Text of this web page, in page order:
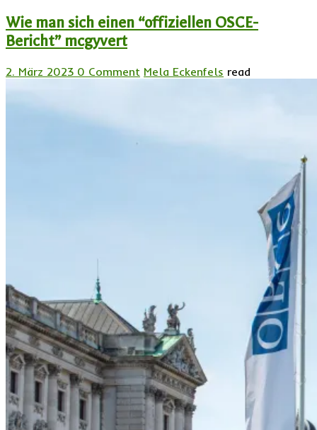
Wie man sich einen “offiziellen OSCE-
Bericht” mcgyvert
2. März 2023 0 Comment Mela Eckenfels read